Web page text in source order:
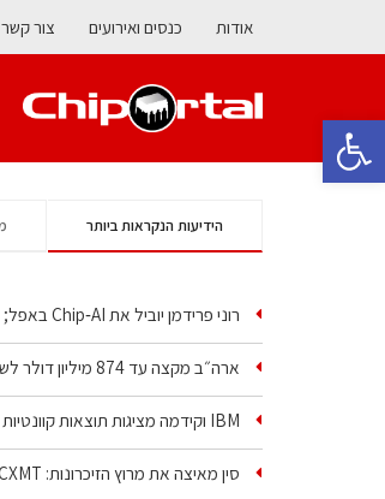
פתח סרגל נגישות
אודות כנסים ואירועים צור קשר
הידיעות הנקראות ביותר
רוני פרידמן יוביל את Chip‑AI באפל; טל ענבר ינהל את…
ארה״ב מקצה עד 874 מיליון דולר לשבע טכנולוגיות שבבים…
IBM וקידמה מציגות תוצאות קוונטיות מעבר ליכולת…
סין מאיצה את מרוץ הזיכרונות: CXMT שוקלת להקים מפעל…